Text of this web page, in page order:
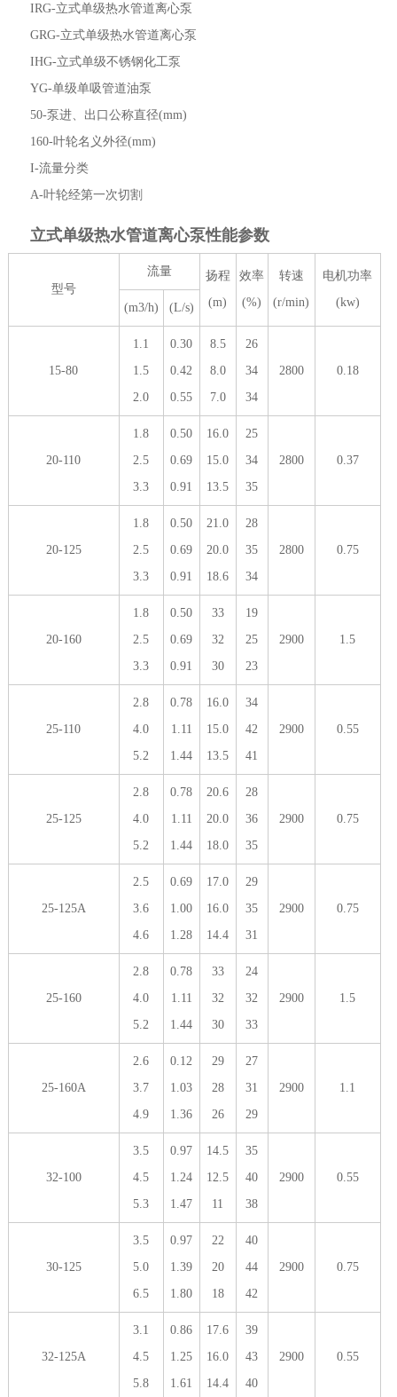
IRG-立式单级热水管道离心泵
GRG-立式单级热水管道离心泵
IHG-立式单级不锈钢化工泵
YG-单级单吸管道油泵
50-泵进、出口公称直径(mm)
160-叶轮名义外径(mm)
I-流量分类
A-叶轮经第一次切割
立式单级热水管道离心泵性能参数
型号
流量
扬程
(m)
效率
(%)
转速
(r/min)
电机功率
(kw)
(m3/h) (L/s)
15-80
1.1
1.5
2.0
0.30
0.42
0.55
8.5
8.0
7.0
26
34
34
2800 0.18
20-110
1.8
2.5
3.3
0.50
0.69
0.91
16.0
15.0
13.5
25
34
35
2800 0.37
20-125
1.8
2.5
3.3
0.50
0.69
0.91
21.0
20.0
18.6
28
35
34
2800 0.75
20-160
1.8
2.5
3.3
0.50
0.69
0.91
33
32
30
19
25
23
2900 1.5
25-110
2.8
4.0
5.2
0.78
1.11
1.44
16.0
15.0
13.5
34
42
41
2900 0.55
25-125
2.8
4.0
5.2
0.78
1.11
1.44
20.6
20.0
18.0
28
36
35
2900 0.75
25-125A
2.5
3.6
4.6
0.69
1.00
1.28
17.0
16.0
14.4
29
35
31
2900 0.75
25-160
2.8
4.0
5.2
0.78
1.11
1.44
33
32
30
24
32
33
2900 1.5
25-160A
2.6
3.7
4.9
0.12
1.03
1.36
29
28
26
27
31
29
2900 1.1
32-100
3.5
4.5
5.3
0.97
1.24
1.47
14.5
12.5
11
35
40
38
2900 0.55
30-125
3.5
5.0
6.5
0.97
1.39
1.80
22
20
18
40
44
42
2900 0.75
32-125A
3.1
4.5
5.8
0.86
1.25
1.61
17.6
16.0
14.4
39
43
40
2900 0.55